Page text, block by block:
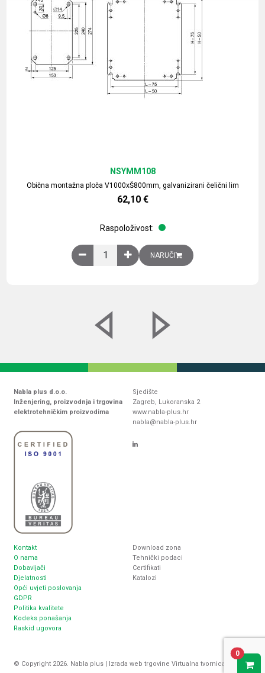
Obična montažna ploča V1000xŠ800mm, galvanizirani čelični lim
NSYMM108
62,10 €
Raspoloživost:
Obična montažna ploča V1000xŠ800mm,
NARUČI
Nabla plus d.o.o.
Inženjering, proizvodnja i trgovina
elektrotehničkim proizvodima
Sjedište
Zagreb, Lukoranska 2
www.nabla-plus.hr
nabla@nabla-plus.hr
Kontakt
O nama
Dobavljači
Djelatnosti
Opći uvjeti poslovanja
GDPR
Politika kvalitete
Kodeks ponašanja
Raskid ugovora
Download zona
Tehnički podaci
Certifikati
Katalozi
© Copyright 2026. Nabla plus | Izrada web trgovine Virtualna tvornica
0